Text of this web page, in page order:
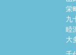
栄
九
睦
大